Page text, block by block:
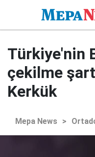
Türkiye'nin
çekilme
Kerkük
Mepa News >